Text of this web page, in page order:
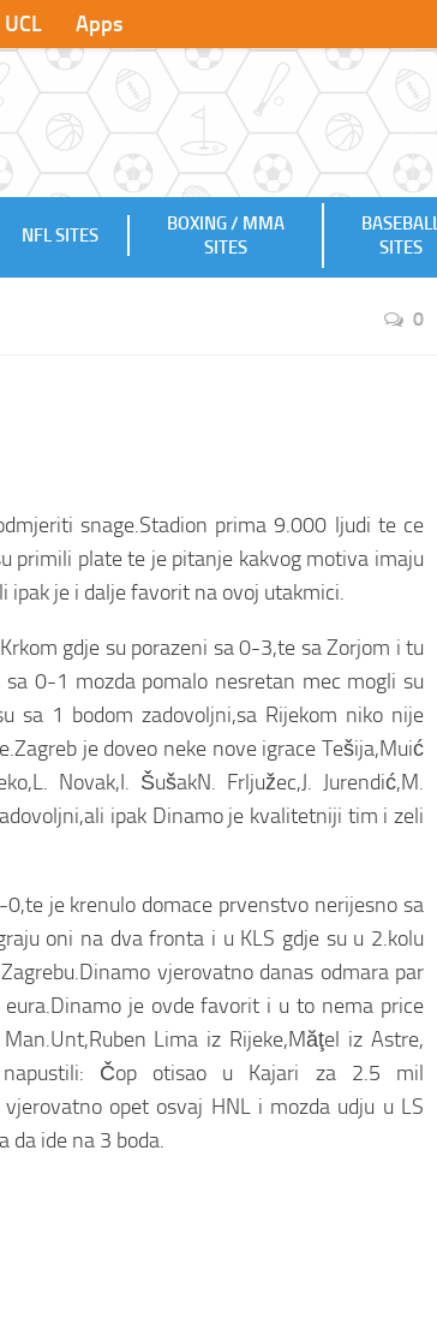
UCL Apps
NFL SITES
BOXING / MMA
SITES
BASEBALL
SITES
0
snage.Stadion prima 9.000 ljudi te ce
primili plate te je pitanje kakvog motiva imaju
ipak je i dalje favorit na ovoj utakmici.
gdje su porazeni sa 0-3,te sa Zorjom i tu
0-1 mozda pomalo nesretan mec mogli su
sa 1 bodom zadovoljni,sa Rijekom niko nije
je doveo neke nove igrace Tešija,Muić
Novak,I. ŠušakN. Frljužec,J. Jurendić,M.
ipak Dinamo je kvalitetniji tim i zeli
je krenulo domace prvenstvo nerijesno sa
oni na dva fronta i u KLS gdje su u 2.kolu
vjerovatno danas odmara par
je ovde favorit i u to nema price
Lima iz Rijeke,Măţel iz Astre,
napustili: Čop otisao u Kajari za 2.5 mil
opet osvaj HNL i mozda udju u LS
da ide na 3 boda.